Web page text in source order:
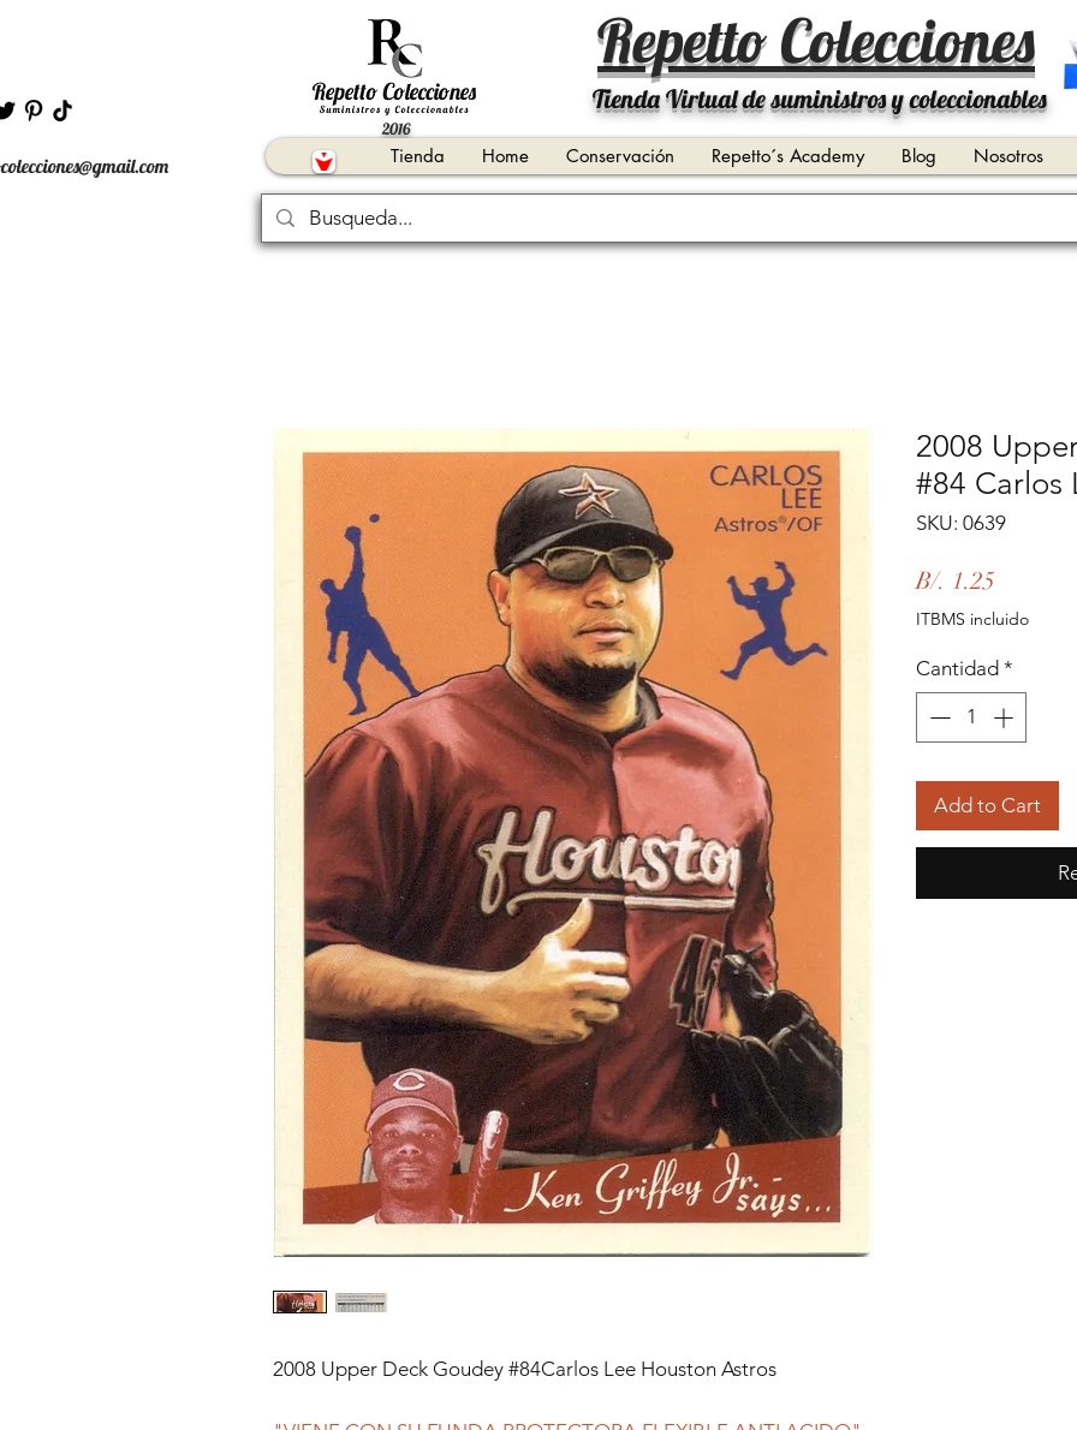
2016
Repetto Colecciones
Tienda Virtual de suministros y coleccionables
Tienda Home Conservación Repetto´s Academy Blog Nosotros
2008 Upper Deck Goudey #84Carlos Lee Houston Astros
2008
#84 Carlos
SKU: 0639
B/. 1.25
ITBMS incluido
Cantidad *
Add to Cart